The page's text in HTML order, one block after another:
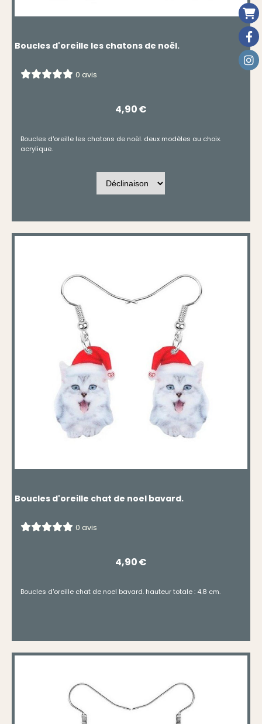
Boucles d'oreille les chatons de noël.
0 avis
4,90€
Boucles d'oreille les chatons de noël. deux modèles au choix.
acrylique.
Boucles d'oreille chat de noel bavard.
0 avis
4,90€
Boucles d'oreille chat de noel bavard. hauteur totale : 4.8 cm.